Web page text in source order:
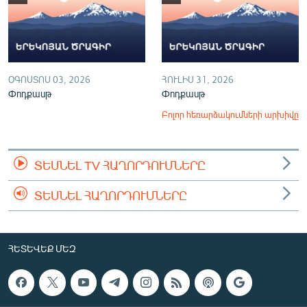
ՕԳՈՍՏՈՍ 03, 2026
Փոդքասթ
ՀՈՒԼԻՍ 31, 2026
Փոդքասթ
Բոլոր հեռարձակումների արխիվը
ՏԵՍՆԵԼ TV ՀԱՂՈՐԴՈՒՄՆԵՐԸ
ՏԵՍՆԵԼ ՀԱՂՈՐԴՈՒՄՆԵՐԸ
ՀԵՏԵՎԵՔ ՄԵԶ